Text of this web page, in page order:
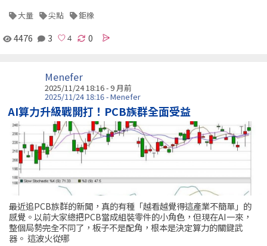
大量 尖點 鉅橡
4476 3 0
Menefer
2025/11/24 18:16 - 9 月前
2025/11/24 18:16 - Menefer
AI算力升級戰開打！PCB族群全面受益
最近追PCB族群的新聞，真的有種「越看越覺得這產業不簡單」的
感覺。以前大家總把PCB當成組裝零件的小角色，但現在AI一來，
整個局勢完全不同了，板子不是配角，根本是決定算力的關鍵武
器。 這波火從哪